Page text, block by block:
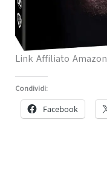
Link Affiliato Amazon
Condividi:
Facebook